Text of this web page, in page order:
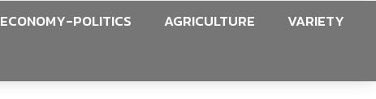
ECONOMY-POLITICS AGRICULTURE
VARIETY